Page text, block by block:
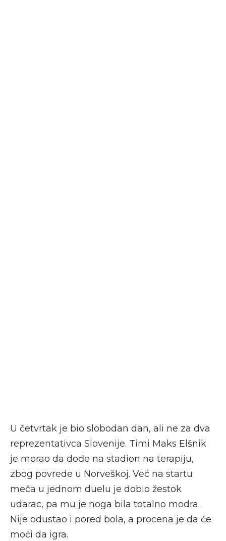
U četvrtak je bio slobodan dan, ali ne za dva
reprezentativca Slovenije. Timi Maks Elšnik
je morao da dođe na stadion na terapiju,
zbog povrede u Norveškoj. Već na startu
meča u jednom duelu je dobio žestok
udarac, pa mu je noga bila totalno modra.
Nije odustao i pored bola, a procena je da će
moći da igra.